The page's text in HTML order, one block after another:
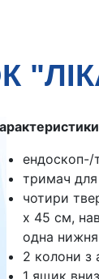
ендоскоп-/
тримач для
чотири
x 45 см,
одна
2 колони з
1 ящик